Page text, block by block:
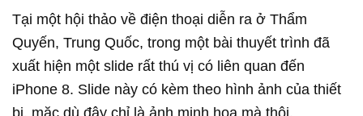
Tại một hội thảo về điện thoại diễn ra ở Thẩm
Quyến, Trung Quốc, trong một bài thuyết trình đã
xuất hiện một slide rất thú vị có liên quan đến
iPhone 8. Slide này có kèm theo hình ảnh của thiết
bị, mặc dù đây chỉ là ảnh minh họa mà thôi.